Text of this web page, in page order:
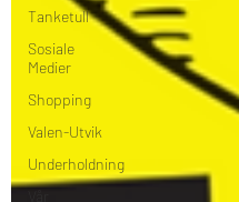
Tanketull
Sosiale
Medier
Shopping
Valen-Utvik
Underholdning